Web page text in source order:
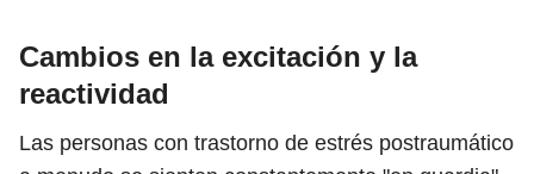
Cambios en la excitación y la
reactividad
Las personas con trastorno de estrés postraumático